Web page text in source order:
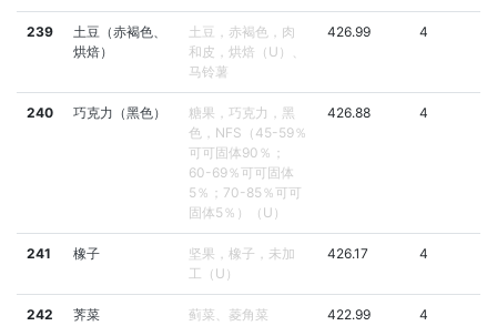
239
土豆（赤褐色、
烘焙）
土豆，赤褐色，肉
和皮，烘焙（U）、
马铃薯
426.99 4
240 巧克力（黑色）
糖果，巧克力，黑
色，NFS（45-59％
可可固体90％；
60-69％可可固体
5％；70-85％可可
固体5％）（U）
426.88 4
241 橡子
坚果，橡子，未加
工（U）
426.17 4
242 荠菜 蓟菜、菱角菜 422.99 4